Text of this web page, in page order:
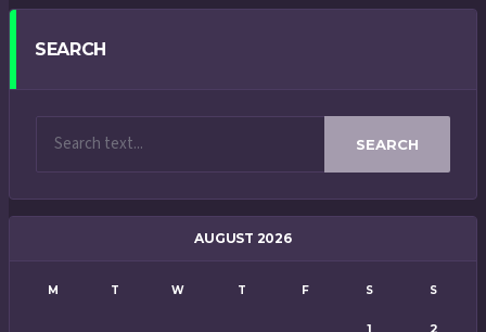
SEARCH
SEARCH
AUGUST 2026
M T W T F S S
1 2